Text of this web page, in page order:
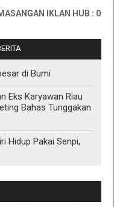
IKLAN HUB :
di Bumi
Eks Karyawan Riau
Bahas Tunggakan
Hidup Pakai Senpi,